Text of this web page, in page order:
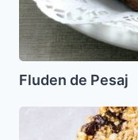
Fluden de Pesaj